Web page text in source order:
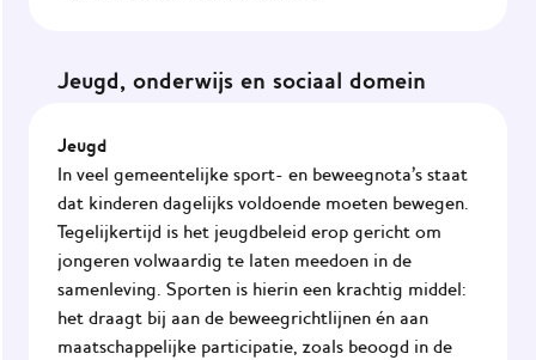
Jeugd, onderwijs en sociaal domein
Jeugd
In veel gemeentelijke sport- en beweegnota’s staat
dat kinderen dagelijks voldoende moeten bewegen.
Tegelijkertijd is het jeugdbeleid erop gericht om
jongeren volwaardig te laten meedoen in de
samenleving. Sporten is hierin een krachtig middel:
het draagt bij aan de beweegrichtlijnen én aan
maatschappelijke participatie, zoals beoogd in de